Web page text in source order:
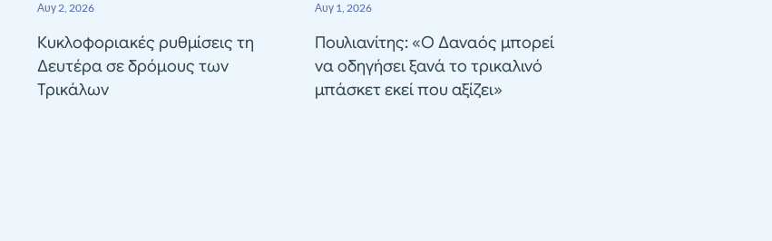
Αυγ 2, 2026
Κυκλοφοριακές ρυθμίσεις τη
Δευτέρα σε δρόμους των
Τρικάλων
Αυγ 1, 2026
Πουλιανίτης: «Ο Δαναός μπορεί
να οδηγήσει ξανά το τρικαλινό
μπάσκετ εκεί που αξίζει»